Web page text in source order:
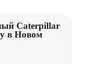
Caterpillar
в Новом